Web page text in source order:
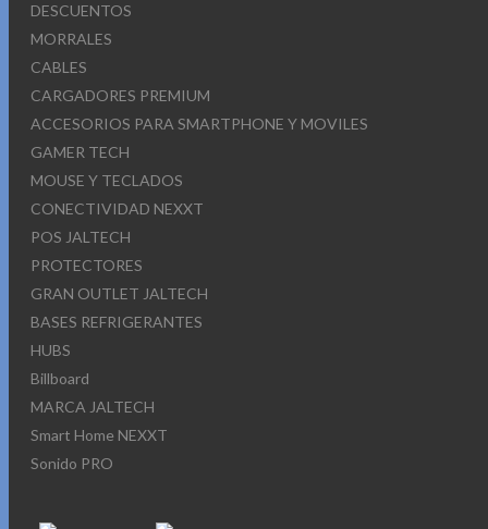
DESCUENTOS
MORRALES
CABLES
CARGADORES PREMIUM
ACCESORIOS PARA SMARTPHONE Y MOVILES
GAMER TECH
MOUSE Y TECLADOS
CONECTIVIDAD NEXXT
POS JALTECH
PROTECTORES
GRAN OUTLET JALTECH
BASES REFRIGERANTES
HUBS
Billboard
MARCA JALTECH
Smart Home NEXXT
Sonido PRO